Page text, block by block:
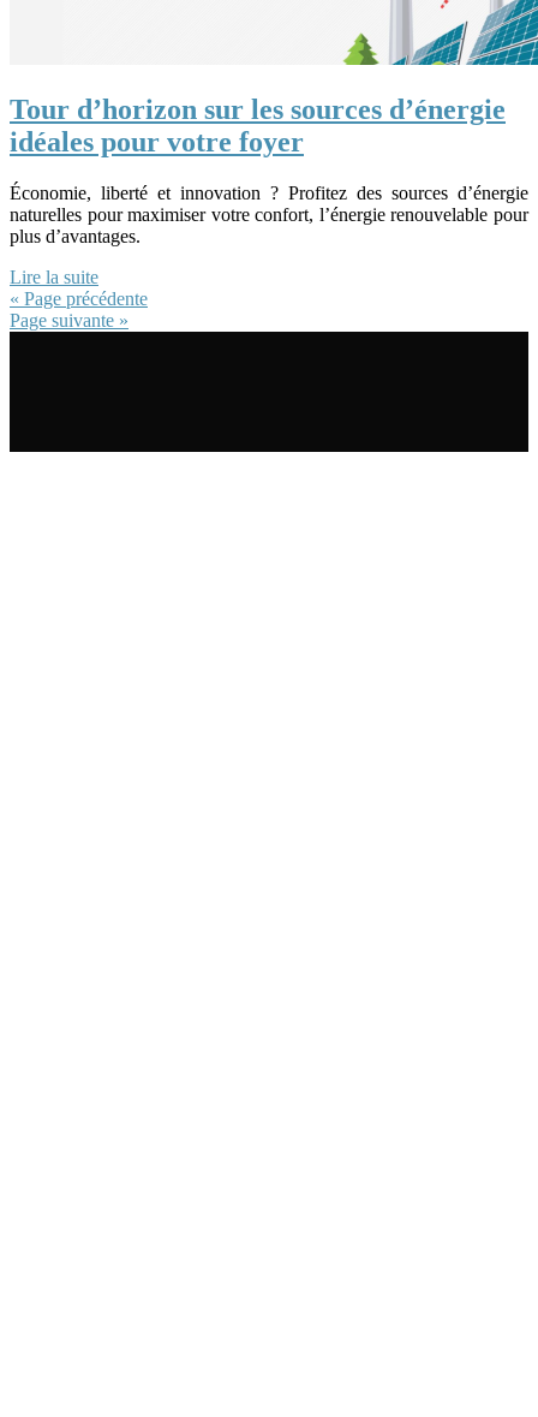
Tour d’horizon sur les sources d’énergie
idéales pour votre foyer
Économie, liberté et innovation ? Profitez des sources d’énergie
naturelles pour maximiser votre confort, l’énergie renouvelable pour
plus d’avantages.
Lire la suite
« Page précédente
Page suivante »